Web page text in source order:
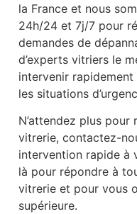
la France et nous
24h/24 et 7j/7 pour
demandes de
d’experts vitriers le
intervenir
les situations
N’attendez plus
vitrerie, contactez-
intervention rapide à
là pour répondre à
vitrerie et pour vous
supérieure.